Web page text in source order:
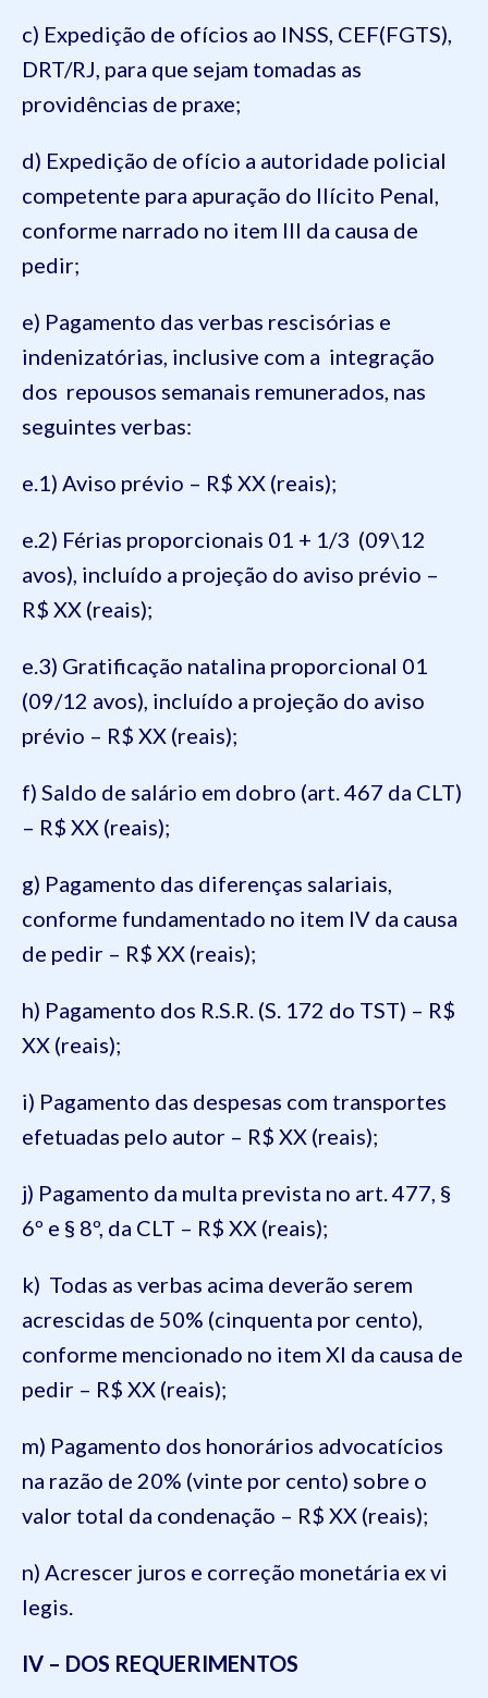
c) Expedição de ofícios ao INSS, CEF(FGTS),
DRT/RJ, para que sejam tomadas as
providências de praxe;
d) Expedição de ofício a autoridade policial
competente para apuração do Ilícito Penal,
conforme narrado no item III da causa de
pedir;
e) Pagamento das verbas rescisórias e
indenizatórias, inclusive com a integração
dos repousos semanais remunerados, nas
seguintes verbas:
e.1) Aviso prévio – R$ XX (reais);
e.2) Férias proporcionais 01 + 1/3 (09\12
avos), incluído a projeção do aviso prévio –
R$ XX (reais);
e.3) Gratificação natalina proporcional 01
(09/12 avos), incluído a projeção do aviso
prévio – R$ XX (reais);
f) Saldo de salário em dobro (art. 467 da CLT)
– R$ XX (reais);
g) Pagamento das diferenças salariais,
conforme fundamentado no item IV da causa
de pedir – R$ XX (reais);
h) Pagamento dos R.S.R. (S. 172 do TST) – R$
XX (reais);
i) Pagamento das despesas com transportes
efetuadas pelo autor – R$ XX (reais);
j) Pagamento da multa prevista no art. 477, §
6º e § 8º, da CLT – R$ XX (reais);
k) Todas as verbas acima deverão serem
acrescidas de 50% (cinquenta por cento),
conforme mencionado no item XI da causa de
pedir – R$ XX (reais);
m) Pagamento dos honorários advocatícios
na razão de 20% (vinte por cento) sobre o
valor total da condenação – R$ XX (reais);
n) Acrescer juros e correção monetária ex vi
legis.
IV – DOS REQUERIMENTOS